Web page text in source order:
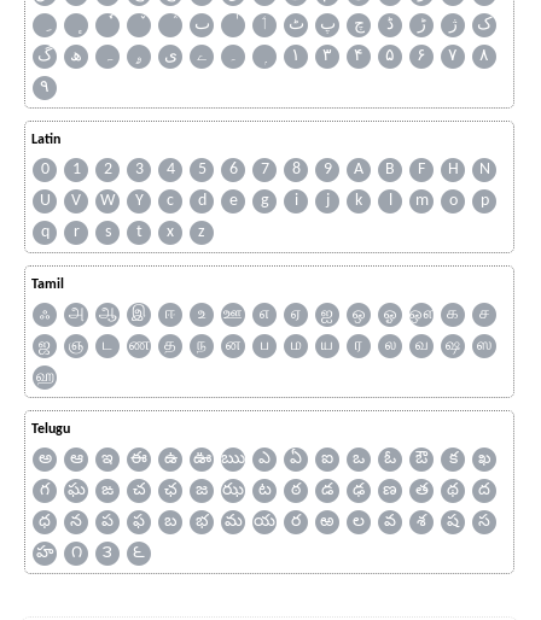
ٮ
ٲ ٹ پ چ ڈ ڑ ژ
ک
گ
ھ ہ ۄ ی ے ۔ ۱ ۳ ۴ ۵ ۶ ۷
۸
۹
Latin
0 1 2 3 4 5 6 7 8 9 A B F H
N
U
V W Y c d e g i j k l m o
p
q
r s t x z
Tamil
ஃ அ ஆ இ ஈ உ ஊ எ ஏ ஐ ஒ ஓ ஔ க
ச
ஜ
ஞ ட ண த ந ன ப ம ய ர ல வ ஷ
ஸ
ஹ
Telugu
అ ఆ ఇ ఈ ఉ ఊ ఋ ఎ ఏ ఐ ఒ ఓ ఔ క
ఖ
గ
ఘ ఙ చ ఛ జ ఝ ట ఠ డ ఢ ణ త థ
ద
ధ
న ప ఫ బ భ మ య ర ఱ ల వ శ ష
స
హ
౧ ౩ ౬